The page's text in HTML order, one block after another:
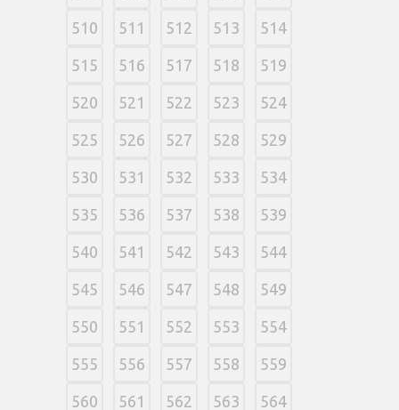
510 511 512 513 514
515 516 517 518 519
520 521 522 523 524
525 526 527 528 529
530 531 532 533 534
535 536 537 538 539
540 541 542 543 544
545 546 547 548 549
550 551 552 553 554
555 556 557 558 559
560 561 562 563 564